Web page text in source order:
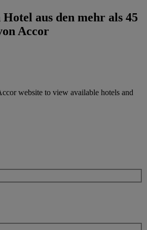
aus den mehr als 45
Accor
website to view available hotels and